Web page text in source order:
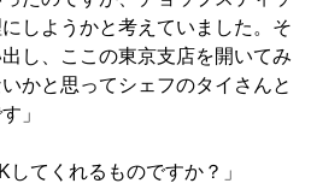
しようかと考えていました。そ
し、ここの東京支店を開いてみ
かと思ってシェフのタイさんと
」
てくれるものですか？」